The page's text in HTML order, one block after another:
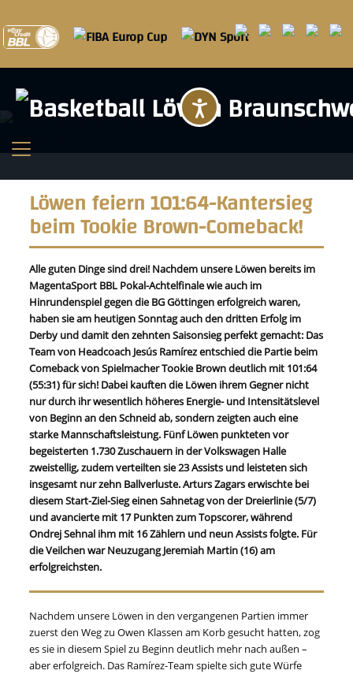
Löwen feiern 101:64-Kantersieg
beim Tookie Brown-Comeback!
Alle guten Dinge sind drei! Nachdem unsere Löwen bereits im
MagentaSport BBL Pokal-Achtelfinale wie auch im
Hinrundenspiel gegen die BG Göttingen erfolgreich waren,
haben sie am heutigen Sonntag auch den dritten Erfolg im
Derby und damit den zehnten Saisonsieg perfekt gemacht: Das
Team von Headcoach Jesús Ramírez entschied die Partie beim
Comeback von Spielmacher Tookie Brown deutlich mit 101:64
(55:31) für sich! Dabei kauften die Löwen ihrem Gegner nicht
nur durch ihr wesentlich höheres Energie- und Intensitätslevel
von Beginn an den Schneid ab, sondern zeigten auch eine
starke Mannschaftsleistung. Fünf Löwen punkteten vor
begeisterten 1.730 Zuschauern in der Volkswagen Halle
zweistellig, zudem verteilten sie 23 Assists und leisteten sich
insgesamt nur zehn Ballverluste. Arturs Zagars erwischte bei
diesem Start-Ziel-Sieg einen Sahnetag von der Dreierlinie (5/7)
und avancierte mit 17 Punkten zum Topscorer, während
Ondrej Sehnal ihm mit 16 Zählern und neun Assists folgte. Für
die Veilchen war Neuzugang Jeremiah Martin (16) am
erfolgreichsten.
Nachdem unsere Löwen in den vergangenen Partien immer
zuerst den Weg zu Owen Klassen am Korb gesucht hatten, zog
es sie in diesem Spiel zu Beginn deutlich mehr nach außen –
aber erfolgreich. Das Ramírez-Team spielte sich gute Würfe